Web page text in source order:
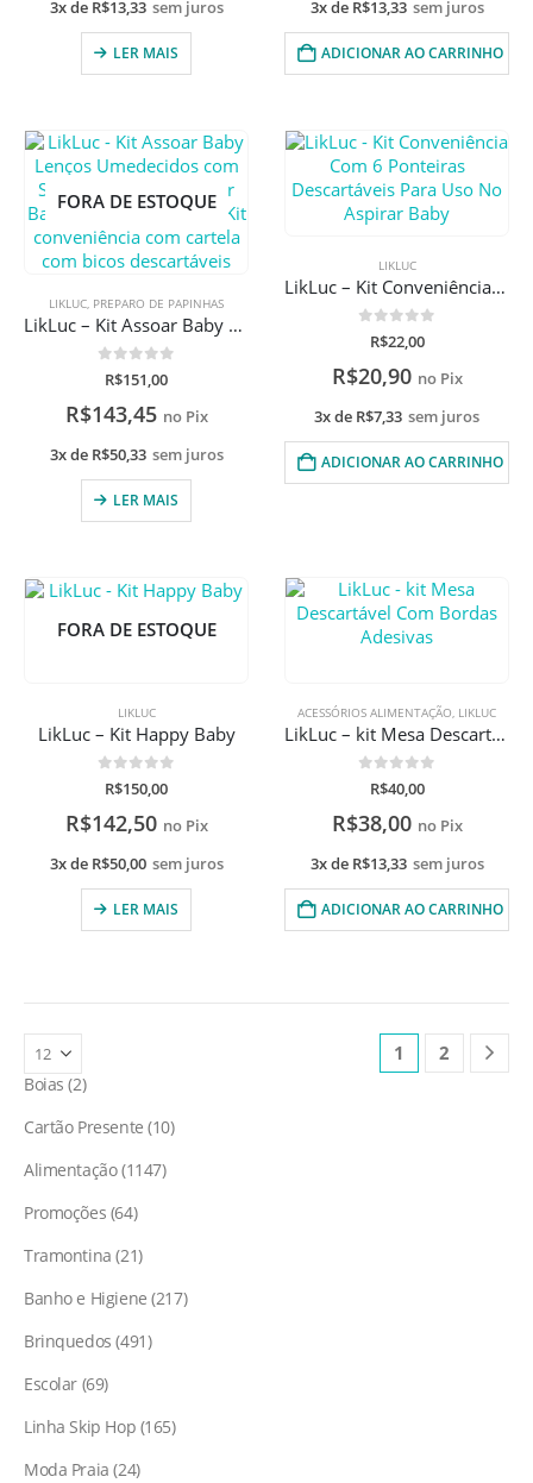
3x de R$13,33 sem juros
LER MAIS
3x de R$13,33 sem juros
ADICIONAR AO CARRINHO
FORA DE ESTOQUE
LIKLUC PREPARO DE PAPINHAS
LikLuc – Kit Assoar Baby Lenços Umedecidos com Solução salina + Aspirar Baby Aspirador Nasal + Kit conveniência com cartela com bicos descartáveis
0de 5
R$151,00
R$143,45 no Pix
3x de R$50,33 sem juros
LER MAIS
LIKLUC
LikLuc – Kit Conveniência Com 6 Ponteiras Descartáveis Para Uso No Aspirar Baby
de 5
R$22,00
R$20,90 no Pix
3x de R$7,33 sem juros
ADICIONAR AO CARRINHO
FORA DE ESTOQUE
LIKLUC
LikLuc – Kit Happy Baby
0de 5
R$150,00
R$142,50 no Pix
3x de R$50,00 sem juros
LER MAIS
ACESSÓRIOS ALIMENTAÇÃO, LIKLUC
LikLuc – kit Mesa Descartável Com Bordas Adesivas
de 5
R$40,00
R$38,00 no Pix
3x de R$13,33 sem juros
ADICIONAR AO CARRINHO
1 2
Boias 2
Cartão Presente 10
Alimentação 1147
Promoções 64
Tramontina 21
Banho e Higiene 217
Brinquedos 491
Escolar 69
Linha Skip Hop 165
Moda Praia 24